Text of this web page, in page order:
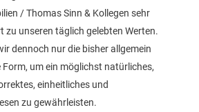
/ Thomas Sinn & Kollegen sehr
zu unseren täglich gelebten Werten.
dennoch nur die bisher allgemein
um ein möglichst natürliches,
einheitliches und
zu gewährleisten.